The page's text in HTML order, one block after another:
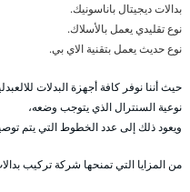
بدالات ديجيتال باناسونيك.
نوع تقليدي يعمل بالأسلاك.
نوع حديث يعمل بتقنية الاي بي.
حيث أننا نوفر كافة أجهزة البدلات
نوعية السنترال الذي يتوجب وضعه،
ويعود ذلك إلى عدد الخطوط التي يتم
من المزايا التي تمنحها شركة تركيب